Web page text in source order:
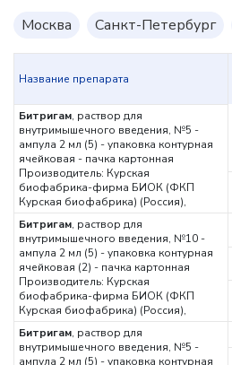
Москва Санкт-Петербург
Название препарата
Битригам, раствор для
внутримышечного введения, №5 -
ампула 2 мл (5) - упаковка контурная
ячейковая - пачка картонная
Производитель: Курская
биофабрика-фирма БИОК (ФКП
Курская биофабрика) (Россия),
Битригам, раствор для
внутримышечного введения, №10 -
ампула 2 мл (5) - упаковка контурная
ячейковая (2) - пачка картонная
Производитель: Курская
биофабрика-фирма БИОК (ФКП
Курская биофабрика) (Россия),
Битригам, раствор для
внутримышечного введения, №5 -
ампула 2 мл (5) - упаковка контурная